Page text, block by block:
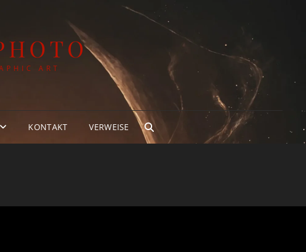
ART
KONTAKT VERWEISE
SEARCH